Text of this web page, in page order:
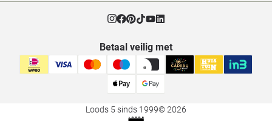
Betaal veilig met
Loods 5 sinds 1999© 2026